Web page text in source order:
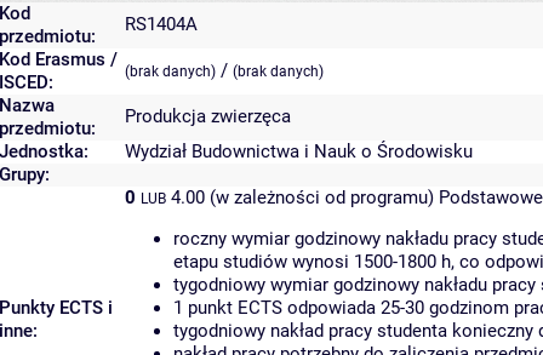
Kod
przedmiotu:
RS1404A
Kod Erasmus /
ISCED:
(brak danych) / (brak danych)
Nazwa
przedmiotu:
Produkcja zwierzęca
Jednostka:
Wydział Budownictwa i Nauk o Środowisku
Grupy:
Punkty ECTS i
inne:
0 LUB 4.00 (w zależności od programu)
roczny wymiar godzinowy nakładu pracy
etapu studiów wynosi 1500-1800 h, co
tygodniowy wymiar godzinowy nakładu
1 punkt ECTS odpowiada 25-30 godzinom
tygodniowy nakład pracy studenta